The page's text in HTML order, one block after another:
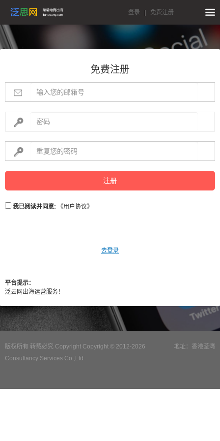
登录 免费注册
免费注册
注册
我已阅读并同意: 《用户协议》
去登录
平台提示：
泛云网出海运营服务！
地址：香港荃湾
版权所有 转载必究 Copyright Copyright © 2012-2026
Consultancy Services Co.,Ltd